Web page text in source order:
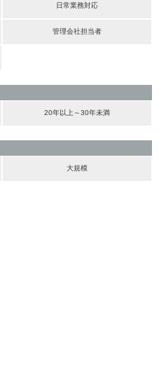
日常業務対応
管理会社担当者
20年以上～30年未満
大規模